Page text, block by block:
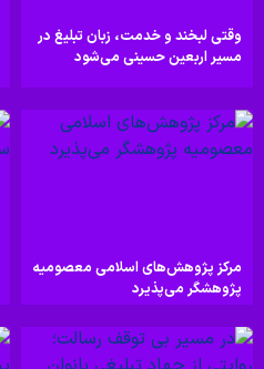
وقتی لبخند و خدمت، زبان تبلیغ در
مسیر اربعین حسینی می‌شود
مرکز پژوهش‌های اسلامی معصومیه
پژوهشگر می‌پذیرد